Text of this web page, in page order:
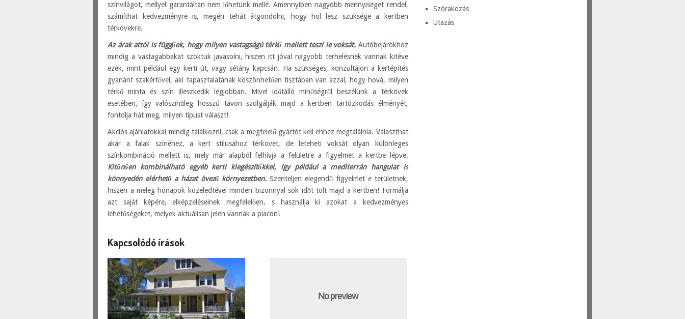
színvilágot, mellyel garantáltan nem lőhetünk mellé. Amennyiben nagyobb mennyiséget rendel,
számíthat kedvezményre is, megéri tehát átgondolni, hogy hol lesz szüksége a kertben
térkövekre.
Az árak attól is függőek, hogy milyen vastagságú térkő mellett teszi le voksát. Autóbejárókhoz
mindig a vastagabbakat szoktuk javasolni, hiszen itt jóval nagyobb terhelésnek vannak kitéve
ezek, mint például egy kerti út, vagy sétány kapcsán. Ha szükséges, konzultájon a kertépítés
gyanánt szakértővel, aki tapasztalatának köszönhetően tisztában van azzal, hogy hová, milyen
térkő minta és szín illeszkedik legjobban. Mivel időtálló minőségről beszélünk a térkövek
esetében, így valószínűleg hosszú távon szolgálják majd a kertben tartózkodás élményét,
fontolja hát meg, milyen típust választ!
Akciós ajánlatokkal mindig találkozni, csak a megfelelő gyártót kell ehhez megtalálnia. Választhat
akár a falak színéhez, a kert stílusához térkövet, de leteheti voksát olyan különleges
színkombináció mellett is, mely már alapból felhívja a felületre a figyelmet a kertbe lépve.
Kitűnően kombinálható egyéb kerti kiegészítőkkel, így például a mediterrán hangulat is
könnyedén elérhető a házat övező környezetben. Szenteljen elegendő figyelmet e területnek,
hiszen a meleg hónapok közeledtével minden bizonnyal sok időt tölt majd a kertben! Formálja
azt saját képére, elképzeléseinek megfelelően, s használja ki azokat a kedvezményes
lehetőségeket, melyek aktuálisan jelen vannak a piacon!
Kapcsolódó írások
Szórakozás
Utazás